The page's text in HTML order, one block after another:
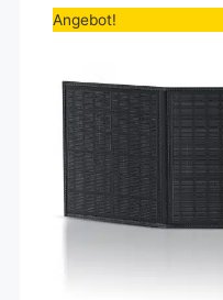
Angebot!Preis
war:
Preis
ist: